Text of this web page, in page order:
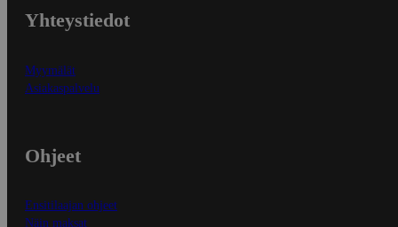
Yhteystiedot
Myymälät
Asiakaspalvelu
Ohjeet
Ensitilaajan ohjeet
Näin maksat